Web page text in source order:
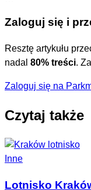
Zaloguj się i
Resztę artykułu
nadal 80% treści.
Zaloguj się na
Czytaj także
Inne
Lotnisko